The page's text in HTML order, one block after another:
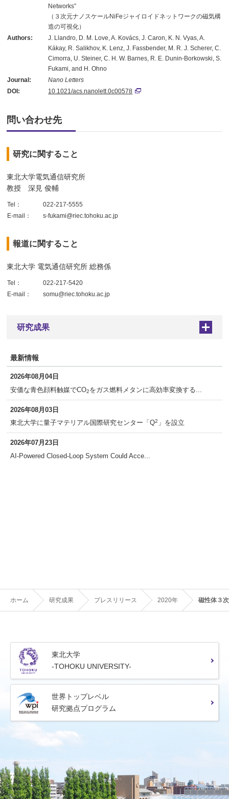
Networks”
（３次元ナノスケールNiFeジャイロイドネットワークの磁気構
造の可視化）
Authors:
J. Llandro, D. M. Love, A. Kovács, J. Caron, K. N. Vyas, A.
Kákay, R. Salikhov, K. Lenz, J. Fassbender, M. R. J. Scherer, C.
Cimorra, U. Steiner, C. H. W. Barnes, R. E. Dunin-Borkowski, S.
Fukami, and H. Ohno
Journal:
Nano Letters
DOI:
10.1021/acs.nanolett.0c00578
問い合わせ先
研究に関すること
東北大学電気通信研究所
教授 深見 俊輔
Tel：
022-217-5555
E-mail：
s-fukami@riec.tohoku.ac.jp
報道に関すること
東北大学 電気通信研究所 総務係
Tel：
022-217-5420
E-mail：
somu@riec.tohoku.ac.jp
研究成果 +
最新情報
2026年08月04日
安価な青色顔料触媒でCO2をガス燃料メタンに高効率変換する...
2026年08月03日
東北大学に量子マテリアル国際研究センター「Q2 」を設立
2026年07月23日
AI-Powered Closed-Loop System Could Acce...
ホーム 研究成果 プレスリリース 2020年 磁性体３
東北大学
-TOHOKU UNIVERSITY-
世界トップレベル
研究拠点プログラム